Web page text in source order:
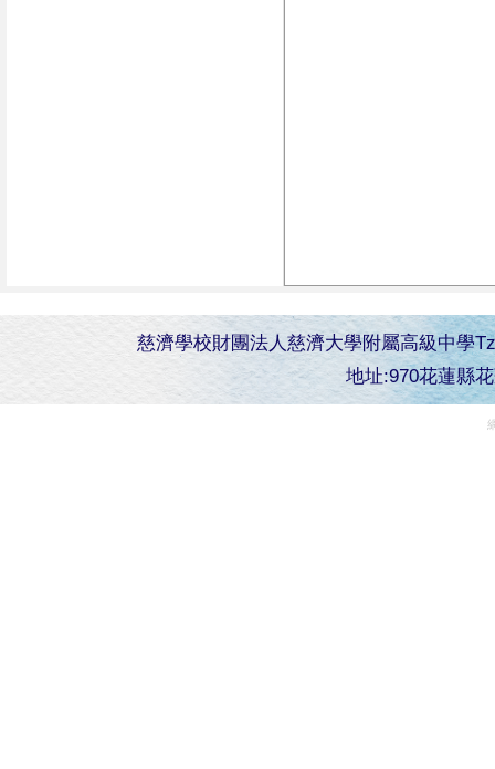
慈濟學校財團法人慈濟大學附屬高級中學
地址:970花蓮縣